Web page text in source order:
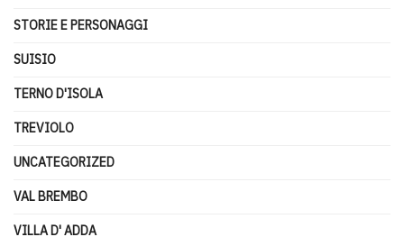
STORIE E PERSONAGGI
SUISIO
TERNO D'ISOLA
TREVIOLO
UNCATEGORIZED
VAL BREMBO
VILLA D' ADDA